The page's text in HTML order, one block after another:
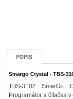
POPIS
Smargo Crystal - TBS-
TBS-3102 SmarGo
Programátor a čítačka